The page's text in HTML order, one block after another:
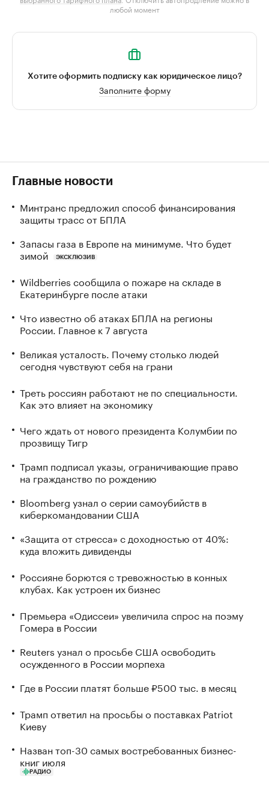
любой момент
Хотите оформить подписку как юридическое лицо?
Заполните форму
Главные новости
Минтранс предложил способ финансирования
защиты трасс от БПЛА
Запасы газа в Европе на минимуме. Что будет
зимой
ЭКСКЛЮЗИВ
Wildberries сообщила о пожаре на складе в
Екатеринбурге после атаки
Что известно об атаках БПЛА на регионы
России. Главное к 7 августа
Великая усталость. Почему столько людей
сегодня чувствуют себя на грани
Треть россиян работают не по специальности.
Как это влияет на экономику
Чего ждать от нового президента Колумбии по
прозвищу Тигр
Трамп подписал указы, ограничивающие право
на гражданство по рождению
Bloomberg узнал о серии самоубийств в
киберкомандовании США
«Защита от стресса» с доходностью от 40%:
куда вложить дивиденды
Россияне борются с тревожностью в конных
клубах. Как устроен их бизнес
Премьера «Одиссеи» увеличила спрос на поэму
Гомера в России
Reuters узнал о просьбе США освободить
осужденного в России морпеха
Где в России платят больше ₽500 тыс. в месяц
Трамп ответил на просьбы о поставках Patriot
Киеву
Назван топ-30 самых востребованных бизнес-
книг июля
РАДИО